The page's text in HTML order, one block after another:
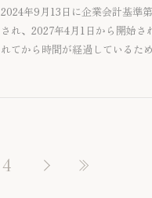
2024年9月13日に企業会計基準
され、2027年4月1日から開始
れてから時間が経過しているた
4